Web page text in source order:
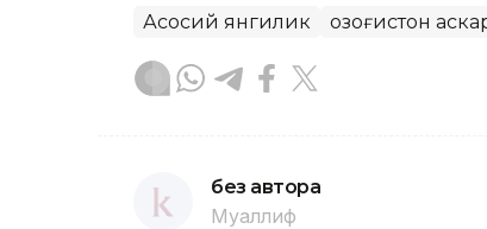
Асосий янгилик Қозоғистон
без автора
Муаллиф